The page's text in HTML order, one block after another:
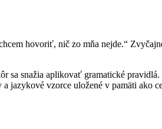
hovoriť, nič zo mňa nejde.“
sa snažia aplikovať gramatické
vzorce uložené v pamäti ako